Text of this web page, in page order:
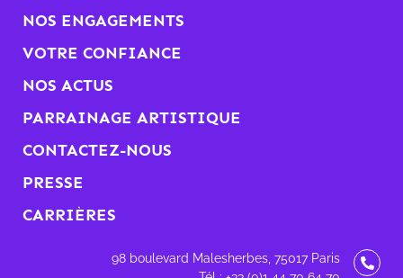
NOS ENGAGEMENTS
VOTRE CONFIANCE
NOS ACTUS
PARRAINAGE ARTISTIQUE
CONTACTEZ-NOUS
PRESSE
CARRIÈRES
98 boulevard Malesherbes, 75017 Paris